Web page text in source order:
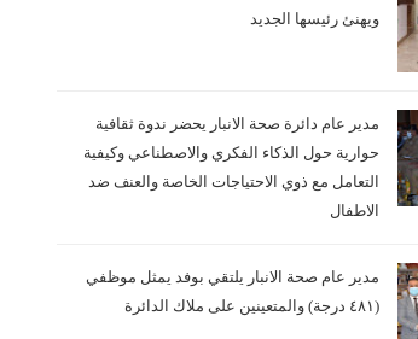
ويهنئ رئيسها الجديد
مدير عام دائرة صحة الانبار يحضر ندوة ثقافية
حوارية حول الذكاء الفكري والاصطناعي وكيفية
التعامل مع ذوي الاحتياجات الخاصة والعنف ضد
الاطفال
مدير عام صحة الانبار يلتقي بوفد يمثل موظفي
(٤٨١ درجة) والمتعينين على ملاك الدائرة